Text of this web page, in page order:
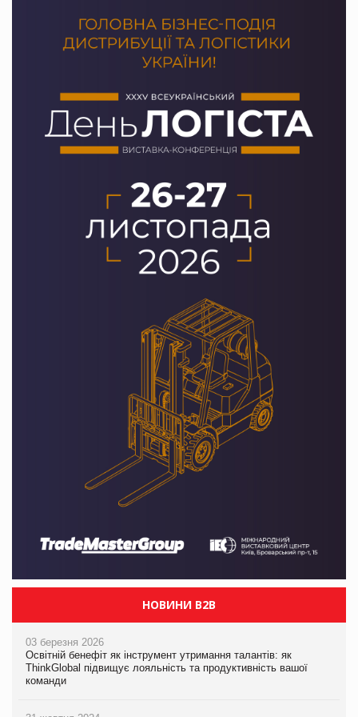
НОВИНИ B2B
03 березня 2026
Освітній бенефіт як інструмент утримання талантів: як
ThinkGlobal підвищує лояльність та продуктивність вашої
команди